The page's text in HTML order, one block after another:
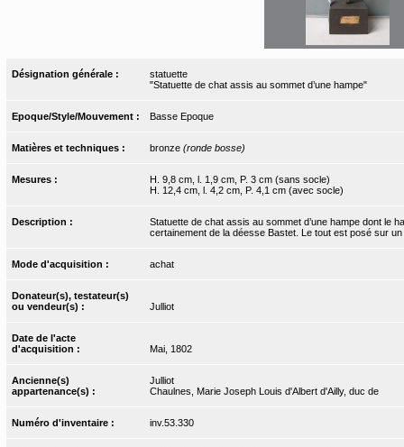
Désignation générale :
statuette
"Statuette de chat assis au sommet d’une hampe"
Epoque/Style/Mouvement : Basse Epoque
Matières et techniques : bronze (ronde bosse)
Mesures :
H. 9,8 cm, l. 1,9 cm, P. 3 cm (sans socle)
H. 12,4 cm, l. 4,2 cm, P. 4,1 cm (avec socle)
Description :
Statuette de chat assis au sommet d’une hampe dont le
certainement de la déesse Bastet. Le tout est posé sur
Mode d'acquisition : achat
Donateur(s), testateur(s)
ou vendeur(s) :
Julliot
Date de l'acte
d'acquisition :
Mai, 1802
Ancienne(s)
appartenance(s) :
Julliot
Chaulnes, Marie Joseph Louis d'Albert d'Ailly, duc de
Numéro d'inventaire : inv.53.330